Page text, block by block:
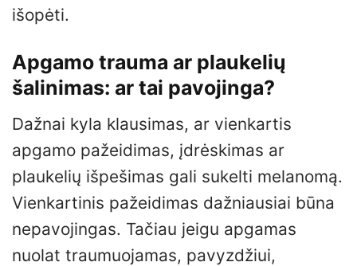
išopėti.
Apgamo trauma ar plaukelių
šalinimas: ar tai pavojinga?
Dažnai kyla klausimas, ar vienkartis
apgamo pažeidimas, įdrėskimas ar
plaukelių išpešimas gali sukelti melanomą.
Vienkartinis pažeidimas dažniausiai būna
nepavojingas. Tačiau jeigu apgamas
nuolat traumuojamas, pavyzdžiui,